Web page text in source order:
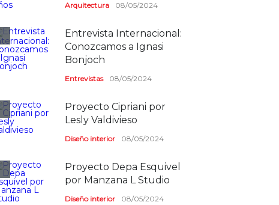
Arquitectura 08/05/2024
Entrevista Internacional:
Conozcamos a Ignasi
Bonjoch
Entrevistas 08/05/2024
Proyecto Cipriani por
Lesly Valdivieso
Diseño interior 08/05/2024
Proyecto Depa Esquivel
por Manzana L Studio
Diseño interior 08/05/2024